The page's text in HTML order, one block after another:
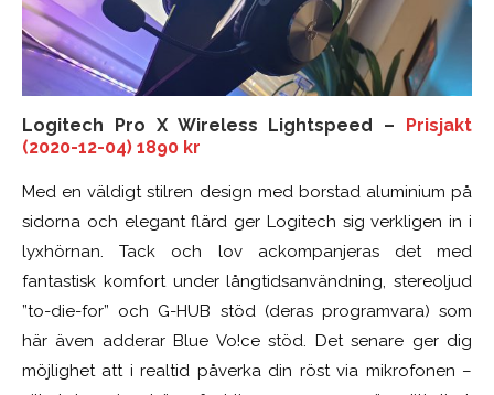
Logitech Pro X Wireless Lightspeed – Prisjakt
(2020-12-04) 1890 kr
Med en väldigt stilren design med borstad aluminium på
sidorna och elegant flärd ger Logitech sig verkligen in i
lyxhörnan. Tack och lov ackompanjeras det med
fantastisk komfort under långtidsanvändning, stereoljud
”to-die-for” och G-HUB stöd (deras programvara) som
här även adderar Blue Vo!ce stöd. Det senare ger dig
möjlighet att i realtid påverka din röst via mikrofonen –